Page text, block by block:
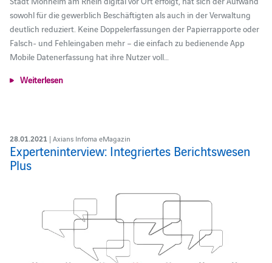
sowohl für die gewerblich Beschäftigten als auch in der Verwaltung
deutlich reduziert. Keine Doppelerfassungen der Papierrapporte oder
Falsch- und Fehleingaben mehr – die einfach zu bedienende App
Mobile Datenerfassung hat ihre Nutzer voll…
Weiterlesen
28.01.2021 | Axians Infoma eMagazin
Experteninterview: Integriertes Berichtswesen
Plus